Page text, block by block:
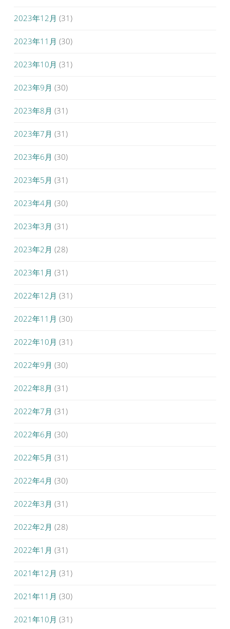
2023年12月 (31)
2023年11月 (30)
2023年10月 (31)
2023年9月 (30)
2023年8月 (31)
2023年7月 (31)
2023年6月 (30)
2023年5月 (31)
2023年4月 (30)
2023年3月 (31)
2023年2月 (28)
2023年1月 (31)
2022年12月 (31)
2022年11月 (30)
2022年10月 (31)
2022年9月 (30)
2022年8月 (31)
2022年7月 (31)
2022年6月 (30)
2022年5月 (31)
2022年4月 (30)
2022年3月 (31)
2022年2月 (28)
2022年1月 (31)
2021年12月 (31)
2021年11月 (30)
2021年10月 (31)